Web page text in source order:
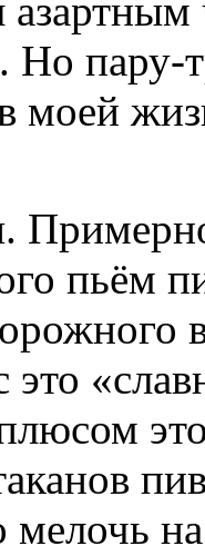
Но пару-
моей
пьём
это
мелочь